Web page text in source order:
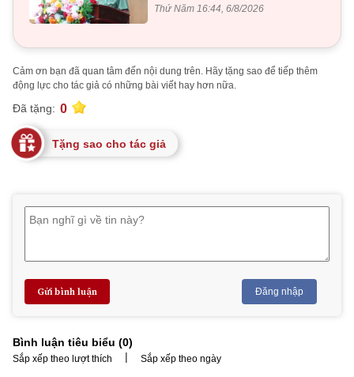
Thứ Năm 16:44, 6/8/2026
Cảm ơn bạn đã quan tâm đến nội dung trên. Hãy tặng sao để tiếp thêm
động lực cho tác giả có những bài viết hay hơn nữa.
Đã tặng: 0
Tặng sao cho tác giả
Gửi bình luận Đăng nhập
Bình luận tiêu biểu (0)
Sắp xếp theo lượt thích | Sắp xếp theo ngày